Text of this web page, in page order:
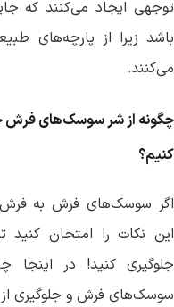
توجهی ایجاد می‌کنند که
باشد زیرا از پارچه‌های
می‌کنند.
چگونه از شر سوسک‌های فرش
کنیم؟
اگر سوسک‌های فرش به
این نکات را امتحان کنید
جلوگیری کنید! در
سوسک‌های فرش و جلوگیری